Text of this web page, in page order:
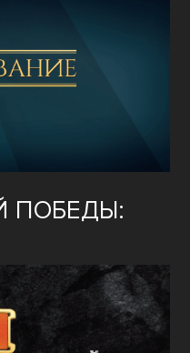
ПОБЕДЫ: